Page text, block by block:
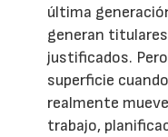
última
generan
justificados.
superficie
realmente
trabajo,